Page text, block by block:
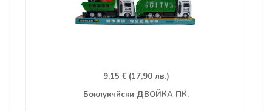
9,15 € (17,90 лв.)
Боклукчйски ДВОЙКА ПК.